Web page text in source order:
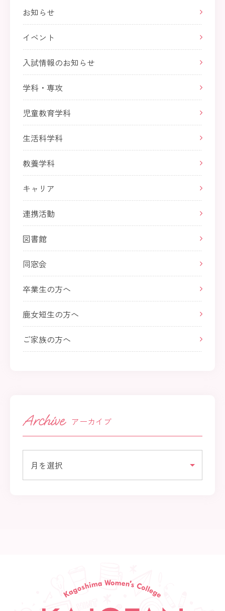
お知らせ
イベント
入試情報のお知らせ
学科・専攻
児童教育学科
生活科学科
教養学科
キャリア
連携活動
図書館
同窓会
卒業生の方へ
鹿女短生の方へ
ご家族の方へ
アーカイブ